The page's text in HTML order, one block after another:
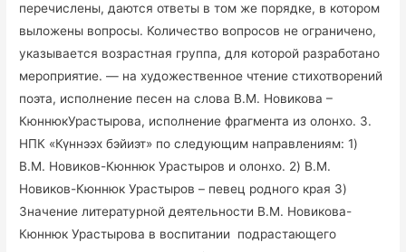
перечислены, даются ответы в том же порядке, в котором
выложены вопросы. Количество вопросов не ограничено,
указывается возрастная группа, для которой разработано
мероприятие. — на художественное чтение стихотворений
поэта, исполнение песен на слова В.М. Новикова –
КюннюкУрастырова, исполнение фрагмента из олонхо. 3.
НПК «Күннээх бэйиэт» по следующим направлениям: 1)
В.М. Новиков-Кюннюк Урастыров и олонхо. 2) В.М.
Новиков-Кюннюк Урастыров – певец родного края 3)
Значение литературной деятельности В.М. Новикова-
Кюннюк Урастырова в воспитании подрастающего